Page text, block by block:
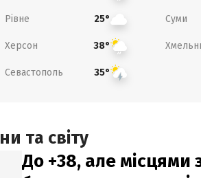
Рівне 25° Суми
Херсон 38°
Севастополь 35°
та світу
До +38, але